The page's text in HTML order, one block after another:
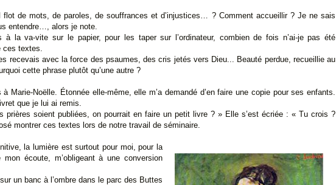
de mots, de paroles, de souffrances et d’injustices… ? Comment accueillir ? Je ne sais
entendre…, alors je note.
la va-vite sur le papier, pour les taper sur l’ordinateur, combien de fois n’ai-je pas été
ces textes.
recevais avec la force des psaumes, des cris jetés vers Dieu... Beauté perdue, recueillie au
cette phrase plutôt qu’une autre ?
Marie-Noëlle. Étonnée elle-même, elle m’a demandé d’en faire une copie pour ses enfants.
que je lui ai remis.
prières soient publiées, on pourrait en faire un petit livre ? » Elle s’est écriée : « Tu crois ?
montrer ces textes lors de notre travail de séminaire.
la lumière est surtout pour moi, pour la
écoute, m’obligeant à une conversion
un banc à l’ombre dans le parc des Buttes